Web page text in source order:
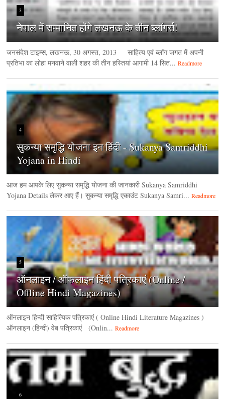
3
नेपाल में सम्मानित होंगे लखनऊ के तीन ब्लॉगर्स!
जनसंदेश टाइम्‍स, लखनऊ, 30 अगस्‍त, 2013 साहित्य एवं ब्लॉग जगत में अपनी
प्रतिभा का लोहा मनवाने वाली शहर की तीन हस्तियां आगामी 14 सित... Readmore
4
सुकन्या समृद्धि योजना इन हिंदी - Sukanya Samriddhi
Yojana in Hindi
आज हम आपके लिए सुकन्या समृद्धि योजना की जानकारी Sukanya Samriddhi
Yojana Details लेकर आए हैं। सुकन्या समृद्धि एकाउंट Sukanya Samri... Readmore
5
ऑनलाइन / ऑफलाइन हिंदी पत्रिकाएं (Online /
Offline Hindi Magazines)
ऑनलाइन हिन्‍दी साहित्यिक पत्रिकाएं ( Online Hindi Literature Magazines )
ऑनलाइन (हिन्‍दी) वेब पत्रिकाएं (Onlin... Readmore
6